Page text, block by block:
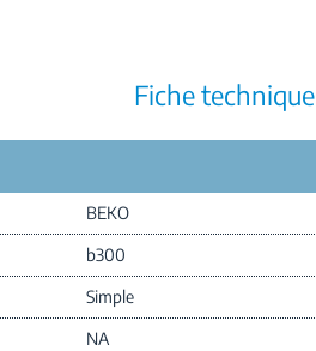
Fiche technique
BEKO
b300
Simple
NA